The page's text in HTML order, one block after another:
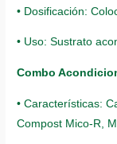
• Dosificación:
• Uso: Sustrato
Combo
• Características:
Compost Mico-R,